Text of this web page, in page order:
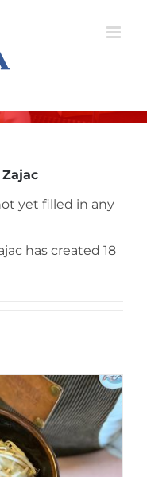
yet filled in any
has created 18